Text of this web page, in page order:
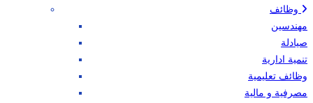
مهندسين
صيادلة
تنمية ادارية
وظائف تعليمية
مصرفية و مالية